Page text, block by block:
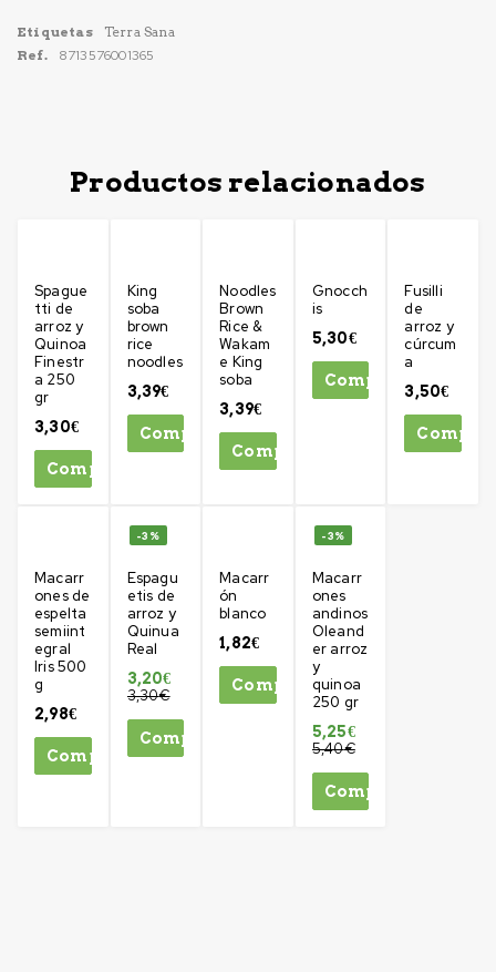
Etiquetas
Terra Sana
Ref.
8713576001365
Productos relacionados
Spague
tti de
arroz y
Quinoa
Finestr
a 250
gr
3,30€
Comprar
King
soba
brown
rice
noodles
3,39€
Comprar
Noodles
Brown
Rice &
Wakam
e King
soba
3,39€
Comprar
Gnocch
is
5,30€
Comprar
Fusilli
de
arroz y
cúrcum
a
3,50€
Macarr
ones de
espelta
semiint
egral
Iris 500
g
2,98€
Comprar
-3%
Espagu
etis de
arroz y
Quinua
Real
3,30€
3,20€
Comprar
Macarr
ón
blanco
1,82€
Comprar
-3%
Macarr
ones
andinos
Oleand
er arroz
y
quinoa
250 gr
5,40€
5,25€
Comprar